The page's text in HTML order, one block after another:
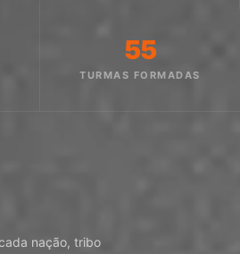
55
TURMAS FORMADAS
nação, tribo